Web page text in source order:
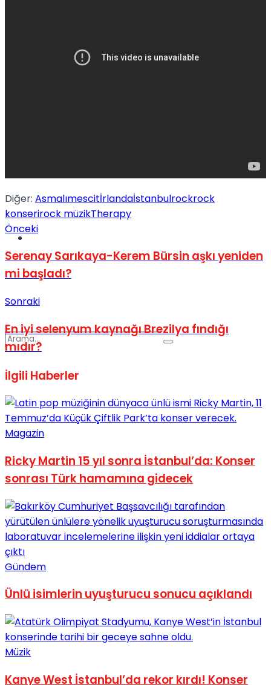
Podcast
No Result
View All Result
Diğer: Asmalımescitİrlandaİstanbulrockrock
konserirock müzikTherapy
Önceki
Serenay Sarıkaya-Kerem Bürsin aşkı yeniden
mi başladı?
Sonraki
En iyi selenyum kaynağı Brezilya fındığı
mıdır?
İlgili Haberler
Magazin
Ricky Martin 15 yıl sonra İstanbul’da: Konser
sonrası Türk hamamına gidecek
Gündem
Ünlü isimlerin uyuşturucu sonucu açıklandı
Müzik
Kanye West İstanbul’da rekor kırdı! Konser